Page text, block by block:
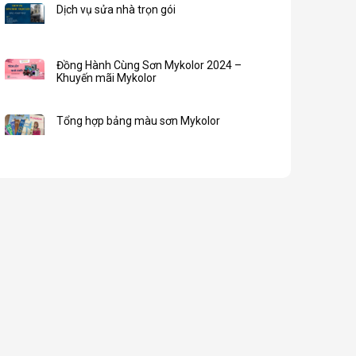
Dịch vụ sửa nhà trọn gói
Đồng Hành Cùng Sơn Mykolor 2024 –
Khuyến mãi Mykolor
Tổng hợp bảng màu sơn Mykolor